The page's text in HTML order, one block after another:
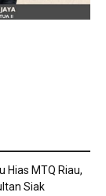
Hias MTQ Riau,
Siak